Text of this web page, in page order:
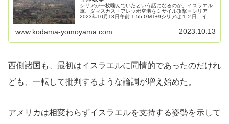
シリアが一枚噛んでいたという話になるのか。イスラエル
軍、ダマスカス・アレッポ空港をミサイル攻撃＝シリア
2023年10月13日午前 1:55 GMT+9シリアは１２日、イス
www.kodama-yomoyama.com 2023.10.13
西側諸国も、最初はイスラエルに同情的であったのだけれ
ども、一転して批判するような論調が増え始めた。
アメリカは相変わらずイスラエルを支持する姿勢を示して